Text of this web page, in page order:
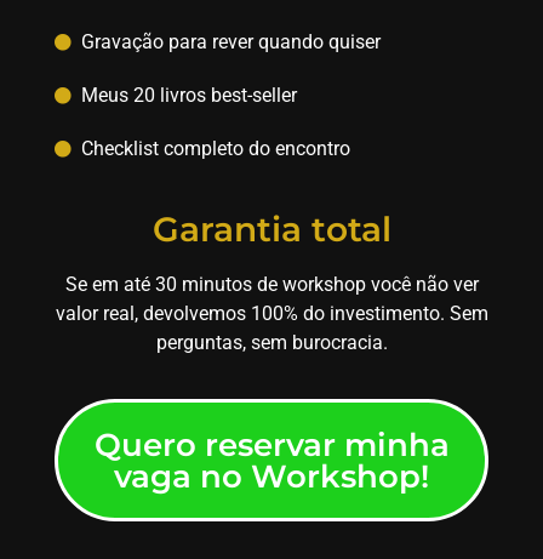
Gravação para rever quando quiser
Meus 20 livros best-seller
Checklist completo do encontro
Garantia total
Se em até 30 minutos de workshop você não ver
valor real, devolvemos 100% do investimento. Sem
perguntas, sem burocracia.
Quero reservar minha
vaga no Workshop!